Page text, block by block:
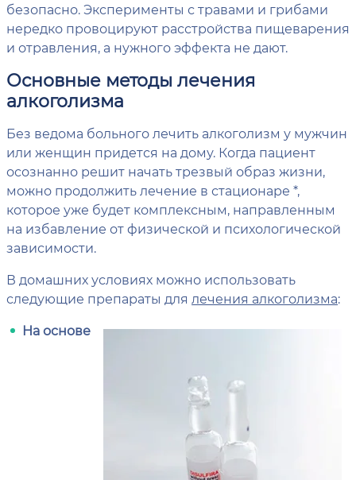
безопасно. Эксперименты с травами и грибами
нередко провоцируют расстройства пищеварения
и отравления, а нужного эффекта не дают.
Основные методы лечения
алкоголизма
Без ведома больного лечить алкоголизм у мужчин
или женщин придется на дому. Когда пациент
осознанно решит начать трезвый образ жизни,
можно продолжить лечение в стационаре *,
которое уже будет комплексным, направленным
на избавление от физической и психологической
зависимости.
В домашних условиях можно использовать
следующие препараты для лечения алкоголизма:
На основе